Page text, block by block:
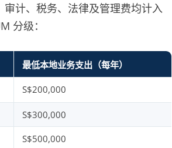
计、税务、法律及管理费均计入
分级：
最低本地业务支出（每年）
S$200,000
S$300,000
S$500,000